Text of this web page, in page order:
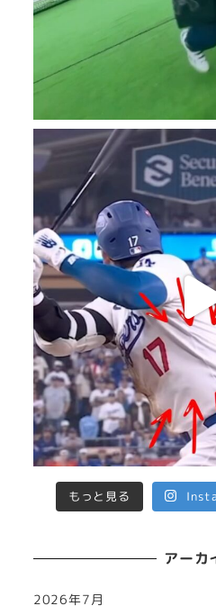
もっと見る
アーカ
2026年7月